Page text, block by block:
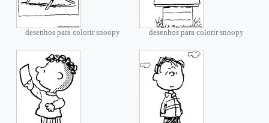
desenhos para colorir snoopy desenhos para colorir snoopy